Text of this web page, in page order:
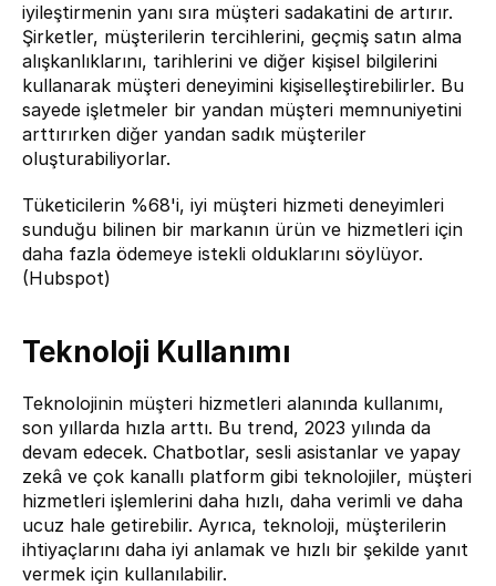
iyileştirmenin yanı sıra müşteri sadakatini de artırır.
Şirketler, müşterilerin tercihlerini, geçmiş satın alma
alışkanlıklarını, tarihlerini ve diğer kişisel bilgilerini
kullanarak müşteri deneyimini kişiselleştirebilirler. Bu
sayede işletmeler bir yandan müşteri memnuniyetini
arttırırken diğer yandan sadık müşteriler
oluşturabiliyorlar.
Tüketicilerin %68'i, iyi müşteri hizmeti deneyimleri
sunduğu bilinen bir markanın ürün ve hizmetleri için
(Hubspot)
Teknoloji Kullanımı
Teknolojinin müşteri hizmetleri alanında kullanımı,
son yıllarda hızla arttı. Bu trend, 2023 yılında da
devam edecek. Chatbotlar, sesli asistanlar ve yapay
zekâ ve çok kanallı platform gibi teknolojiler, müşteri
hizmetleri işlemlerini daha hızlı, daha verimli ve daha
ucuz hale getirebilir. Ayrıca, teknoloji, müşterilerin
ihtiyaçlarını daha iyi anlamak ve hızlı bir şekilde yanıt
vermek için kullanılabilir.